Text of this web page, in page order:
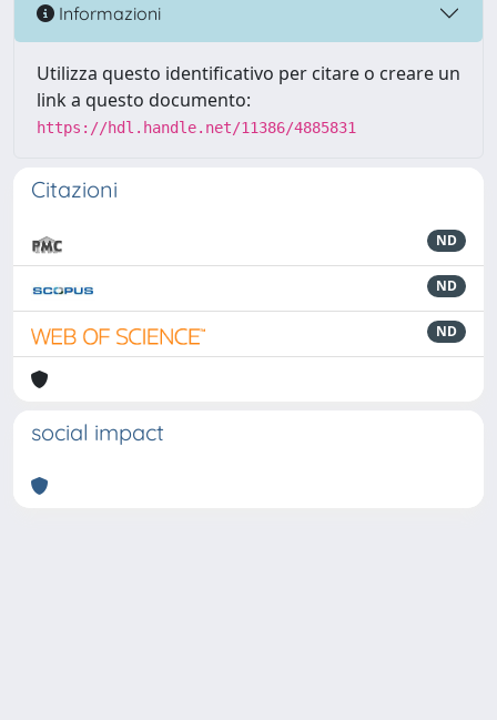
Informazioni
Utilizza questo identificativo per citare o creare un
link a questo documento:
https://hdl.handle.net/11386/4885831
Citazioni
ND
ND
ND
social impact